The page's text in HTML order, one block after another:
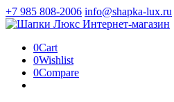
+7 985 808-2006 info@shapka-lux.ru
0Cart
0Wishlist
0Compare